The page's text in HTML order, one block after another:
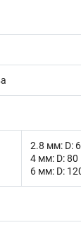
2.8 мм: D:
4 мм: D: 80
6 мм: D: